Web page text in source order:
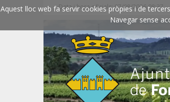
Aquest lloc web fa servir cookies pròpies i de
Navegar sense
Data i hora oficials: 07/08/2026 08:37